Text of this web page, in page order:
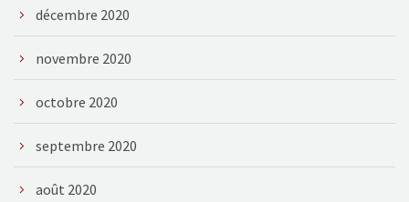
décembre 2020
novembre 2020
octobre 2020
septembre 2020
août 2020